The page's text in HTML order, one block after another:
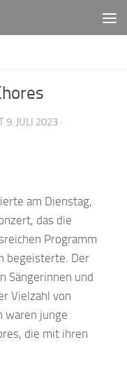
9. JULI 2023 ·
am Dienstag,
das die
Programm
begeisterte. Der
Sängerinnen und
Vielzahl von
waren junge
die mit ihren